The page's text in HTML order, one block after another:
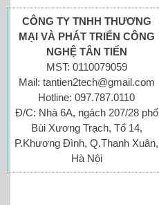
CÔNG TY TNHH THƯƠNG
MẠI VÀ PHÁT TRIỂN CÔNG
NGHỆ TÂN TIẾN
MST: 0110079059
Mail: tantien2tech@gmail.com
Hotline: 097.787.0110
Đ/C: Nhà 6A, ngách 207/28 phố
Bùi Xương Trạch, Tổ 14,
P.Khương Đình, Q.Thanh Xuân,
Hà Nội